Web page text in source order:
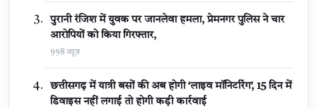
पुरानी रंजिश में युवक पर जानलेवा हमला, प्रेमनगर पुलिस ने चार
आरोपियों को किया गिरफ्तार,
998 व्यूज़
छत्तीसगढ़ में यात्री बसों की अब होगी ‘लाइव मॉनिटरिंग’, 15 दिन में
डिवाइस नहीं लगाई तो होगी कड़ी कार्रवाई